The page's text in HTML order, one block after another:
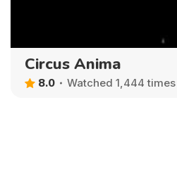
Circus Anima
8.0 Watched 1,444 times